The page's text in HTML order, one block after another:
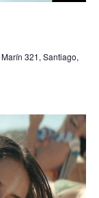
Marín 321, Santiago,